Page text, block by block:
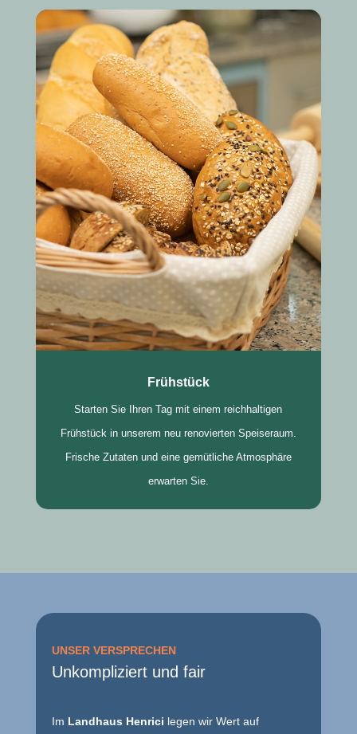
Frühstück
Starten Sie Ihren Tag mit einem reichhaltigen
Frühstück in unserem neu renovierten Speiseraum.
Frische Zutaten und eine gemütliche Atmosphäre
erwarten Sie.
UNSER VERSPRECHEN
Unkompliziert und fair
Im Landhaus Henrici legen wir Wert auf